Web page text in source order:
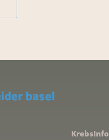
KrebsInfo